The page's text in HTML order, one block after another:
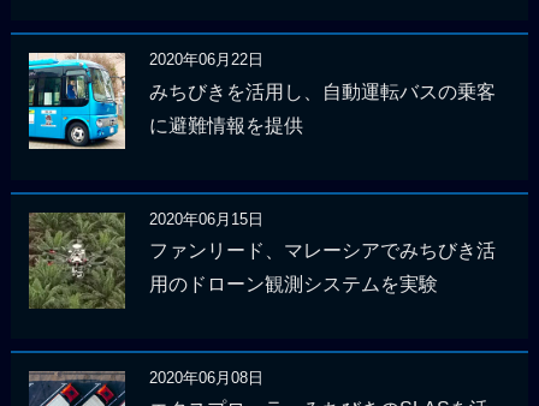
2020年06月22日
みちびきを活用し、自動運転バスの乗客
に避難情報を提供
2020年06月15日
ファンリード、マレーシアでみちびき活
用のドローン観測システムを実験
2020年06月08日